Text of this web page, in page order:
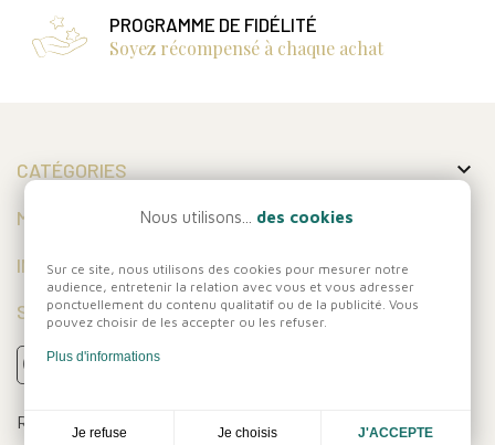
PROGRAMME DE FIDÉLITÉ
Soyez récompensé à chaque achat
CATÉGORIES 
MON COMPTE
INFORMATIONS
SUIVEZ-NOUS
Réalisation
Nous utilisons... des cookies
Sur ce site, nous utilisons des cookies pour mesurer notre
audience, entretenir la relation avec vous et vous adresser
ponctuellement du contenu qualitatif ou de la publicité. Vous
pouvez choisir de les accepter ou les refuser.
Plus d'informations
Je refuse Je choisis J'ACCEPTE